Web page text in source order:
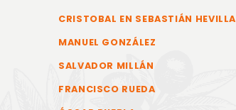
CRISTOBAL EN SEBASTIÁN HEVILLA
MANUEL GONZÁLEZ
SALVADOR MILLÁN
FRANCISCO RUEDA